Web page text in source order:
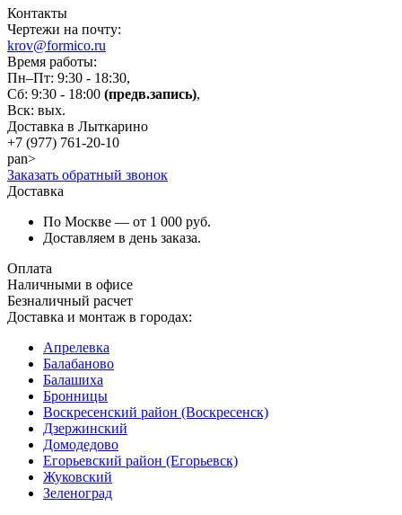
Контакты
Чертежи на почту:
krov@formico.ru
Время работы:
Пн–Пт: 9:30 - 18:30,
Сб: 9:30 - 18:00 (предв.запись),
Вск: вых.
Доставка в Лыткарино
+7 (977) 761-20-10
pan>
Заказать обратный звонок
Доставка
По Москве — от 1 000 руб.
Доставляем в день заказа.
Оплата
Наличными в офисе
Безналичный расчет
Доставка и монтаж в городах:
Апрелевка
Балабаново
Балашиха
Бронницы
Воскресенский район (Воскресенск)
Дзержинский
Домодедово
Егорьевский район (Егорьевск)
Жуковский
Зеленоград